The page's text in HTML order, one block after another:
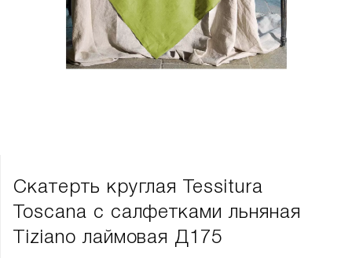
Скатерть круглая Tessitura
Toscana с салфетками льняная
Tiziano лаймовая Д175